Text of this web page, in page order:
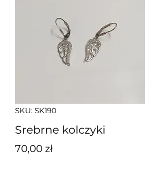
SKU: SK190
Srebrne kolczyki
70,00 złCena